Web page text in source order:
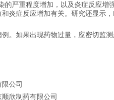
严重程度增加，以及炎症反应
炎症反应增加有关。研究还显示
。如果出现药物过量，应密切监
公司
欣制药有限公司